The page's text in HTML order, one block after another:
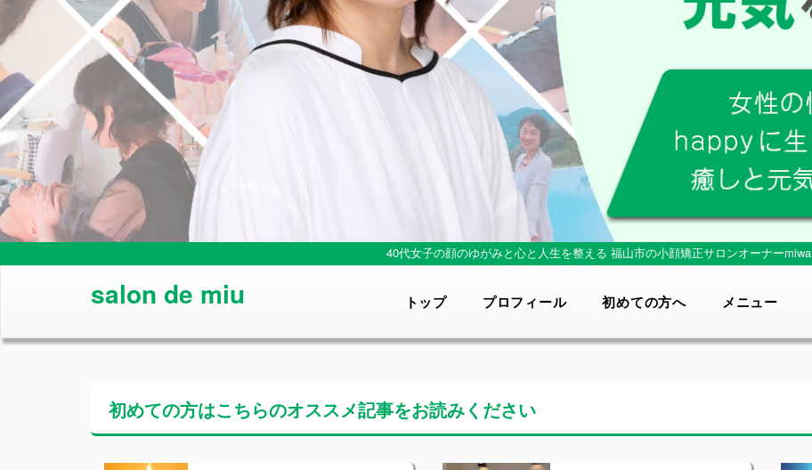
40代女子の顔のゆがみと心と人生を整える 福山市の小顔矯正サロンオーナーmiwa
salon de miu トップ プロフィール 初めての方へ メニュー
初めての方はこちらのオススメ記事をお読みください